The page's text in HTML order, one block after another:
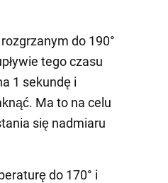
do 190°
tego czasu
1 sekundę i
Ma to na celu
się nadmiaru
do 170° i